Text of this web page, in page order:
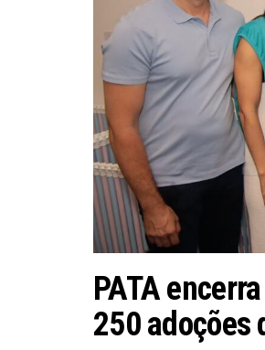
PATA
250 adoções